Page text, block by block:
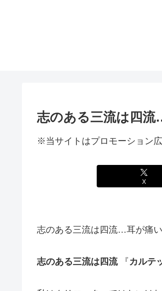
志のある三流は四流
※当サイトはプロモーション広
X
志のある三流は四流…耳が痛い
志のある三流は四流『 カルテ